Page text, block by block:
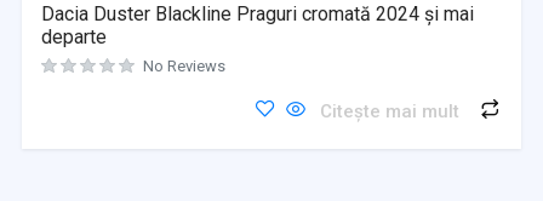
Dacia Duster Blackline Praguri cromată 2024 și mai
departe
No Reviews
Citește mai mult